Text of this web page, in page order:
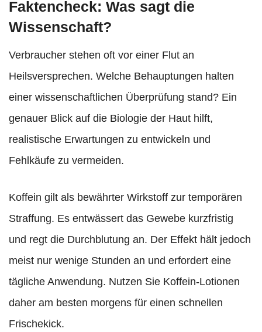
Faktencheck: Was sagt die
Wissenschaft?
Verbraucher stehen oft vor einer Flut an
Heilsversprechen. Welche Behauptungen halten
einer wissenschaftlichen Überprüfung stand? Ein
genauer Blick auf die Biologie der Haut hilft,
realistische Erwartungen zu entwickeln und
Fehlkäufe zu vermeiden.
Koffein gilt als bewährter Wirkstoff zur temporären
Straffung. Es entwässert das Gewebe kurzfristig
und regt die Durchblutung an. Der Effekt hält jedoch
meist nur wenige Stunden an und erfordert eine
tägliche Anwendung. Nutzen Sie Koffein-Lotionen
daher am besten morgens für einen schnellen
Frischekick.